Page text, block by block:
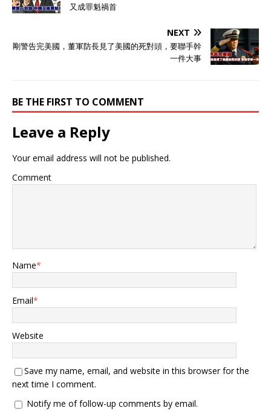
又成罪魁禍首
NEXT
剛警告完美國，董軍防長見了美國的死對頭，要聯手幹
一件大事
BE THE FIRST TO COMMENT
Leave a Reply
Your email address will not be published.
Comment
Name*
Email*
Website
Save my name, email, and website in this browser for the
next time I comment.
Notify me of follow-up comments by email.